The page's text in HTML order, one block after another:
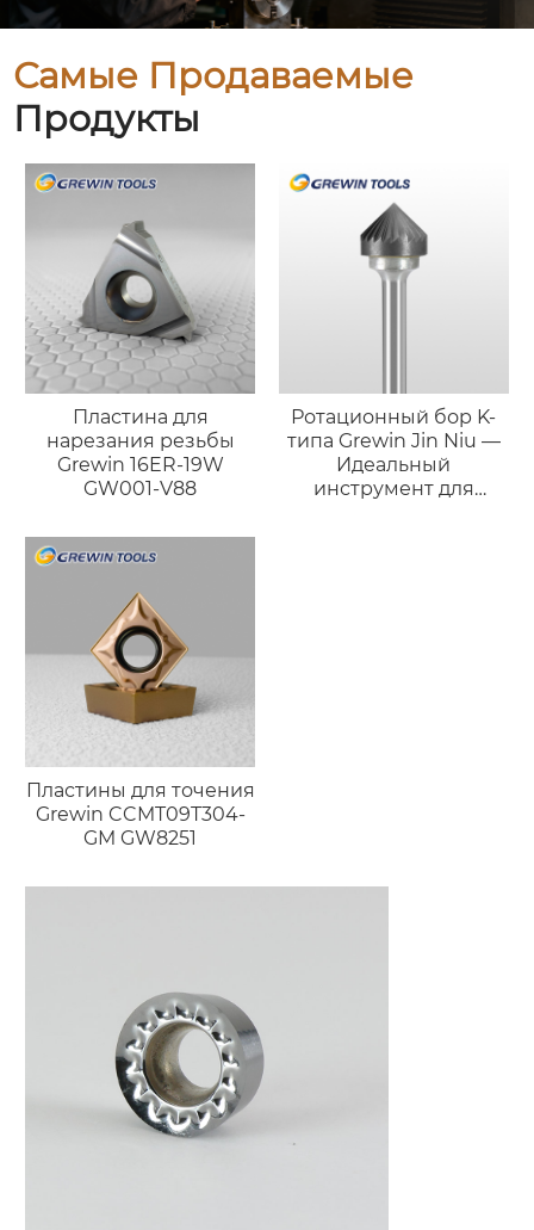
Самые Продаваемые
Продукты
Пластина для
нарезания резьбы
Grewin 16ER-19W
GW001-V88
Ротационный бор K-
типа Grewin Jin Niu —
Идеальный
инструмент для
Пластины для точения
Grewin CCMT09T304-
GM GW8251